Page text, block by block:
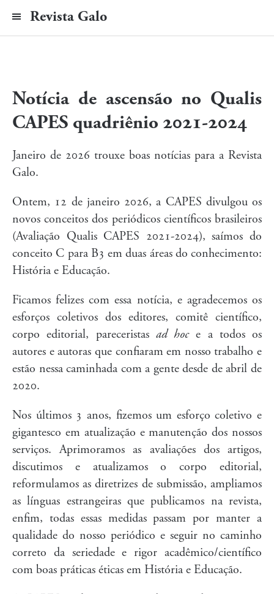
Revista Galo
Notícia de ascensão no Qualis
CAPES quadriênio 2021-2024
Janeiro de 2026 trouxe boas notícias para a Revista
Galo.
Ontem, 12 de janeiro 2026, a CAPES divulgou os
novos conceitos dos periódicos científicos brasileiros
(Avaliação Qualis CAPES 2021-2024), saímos do
conceito C para B3 em duas áreas do conhecimento:
História e Educação.
Ficamos felizes com essa notícia, e agradecemos os
esforços coletivos dos editores, comitê científico,
corpo editorial, pareceristas ad hoce a todos os
autores e autoras que confiaram em nosso trabalho e
estão nessa caminhada com a gente desde de abril de
2020.
Nos últimos 3 anos, fizemos um esforço coletivo e
gigantesco em atualização e manutenção dos nossos
serviços. Aprimoramos as avaliações dos artigos,
discutimos e atualizamos o corpo editorial,
reformulamos as diretrizes de submissão, ampliamos
as línguas estrangeiras que publicamos na revista,
enfim, todas essas medidas passam por manter a
qualidade do nosso periódico e seguir no caminho
correto da seriedade e rigor acadêmico/científico
com boas práticas éticas em História e Educação.